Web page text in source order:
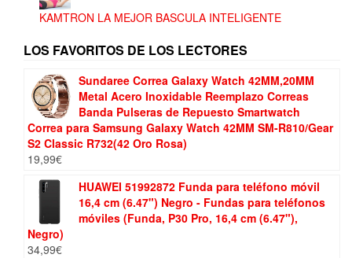
KAMTRON LA MEJOR BASCULA INTELIGENTE
LOS FAVORITOS DE LOS LECTORES
Sundaree Correa Galaxy Watch 42MM,20MM
Metal Acero Inoxidable Reemplazo Correas
Banda Pulseras de Repuesto Smartwatch
Correa para Samsung Galaxy Watch 42MM SM-R810/Gear
S2 Classic R732(42 Oro Rosa)
19,99€
HUAWEI 51992872 Funda para teléfono móvil
16,4 cm (6.47") Negro - Fundas para teléfonos
móviles (Funda, P30 Pro, 16,4 cm (6.47"),
Negro)
34,99€